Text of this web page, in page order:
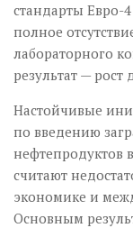
стандарты Евро-
полное
лабораторного
результат —
Настойчивые
по введению
нефтепродуктов
считают
экономике и
Основным